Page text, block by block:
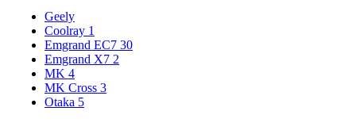
Geely
Coolray 1
Emgrand EC7 30
Emgrand X7 2
MK 4
MK Cross 3
Otaka 5